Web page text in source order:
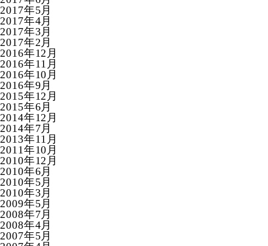
2017年5月
2017年4月
2017年3月
2017年2月
2016年12月
2016年11月
2016年10月
2016年9月
2015年12月
2015年6月
2014年12月
2014年7月
2013年11月
2011年10月
2010年12月
2010年6月
2010年5月
2010年3月
2009年5月
2008年7月
2008年4月
2007年5月